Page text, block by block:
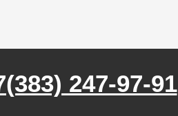
247-97-91